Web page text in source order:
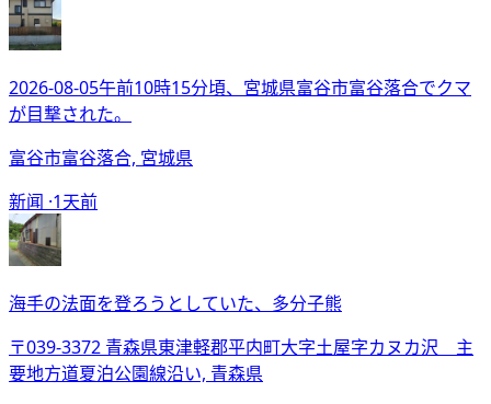
2026-08-05午前10時15分頃、宮城県富谷市富谷落合でクマ
が目撃された。
富谷市富谷落合, 宮城県
新闻 ·1天前
海手の法面を登ろうとしていた、多分子熊
〒039-3372 青森県東津軽郡平内町大字土屋字カヌカ沢 主
要地方道夏泊公園線沿い, 青森県